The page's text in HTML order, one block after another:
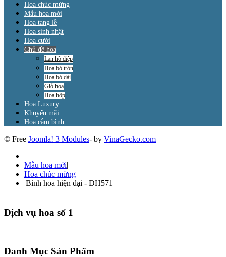
Hoa chúc mừng
Mẫu hoa mới
Hoa tang lễ
Hoa sinh nhật
Hoa cưới
Chủ đề hoa
Lan hồ điệp
Hoa bó tròn
Hoa bó dài
Giỏ hoa
Hoa hộp
Hoa Luxury
Khuyến mãi
Hoa cắm bình
© Free Joomla! 3 Modules- by VinaGecko.com
Mẫu hoa mới|
Hoa chúc mừng
|Bình hoa hiện đại - DH571
Dịch vụ hoa số 1
Danh Mục Sản Phẩm